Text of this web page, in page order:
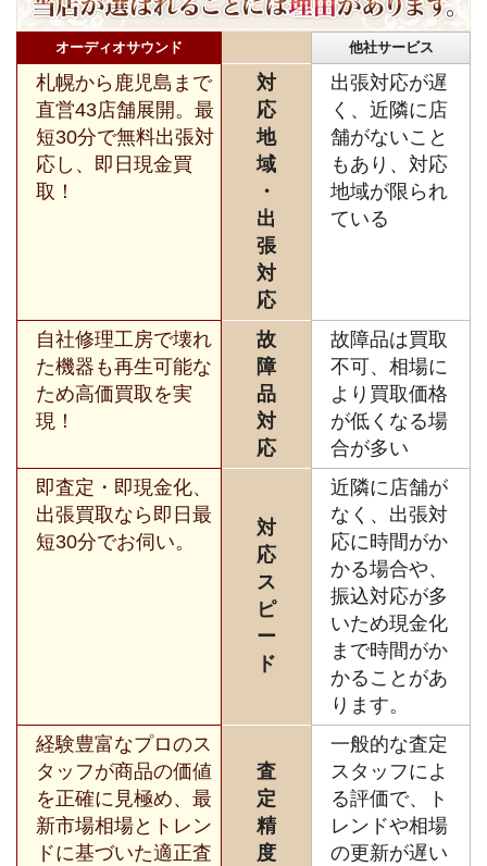
オーディオサウンド 他社サービス
札幌から鹿児島まで
直営43店舗展開。最
短30分で無料出張対
応し、即日現金買
取！
対
応
地
域
・
出
張
対
応
出張対応が遅
く、近隣に店
舗がないこと
もあり、対応
地域が限られ
ている
自社修理工房で壊れ
た機器も再生可能な
ため高価買取を実
現！
故
障
品
対
応
故障品は買取
不可、相場に
より買取価格
が低くなる場
合が多い
即査定・即現金化、
出張買取なら即日最
短30分でお伺い。
対
応
ス
ピ
ー
ド
近隣に店舗が
なく、出張対
応に時間がか
かる場合や、
振込対応が多
いため現金化
まで時間がか
かることがあ
ります。
経験豊富なプロのス
タッフが商品の価値
を正確に見極め、最
新市場相場とトレン
ドに基づいた適正査
査
定
精
度
一般的な査定
スタッフによ
る評価で、ト
レンドや相場
の更新が遅い